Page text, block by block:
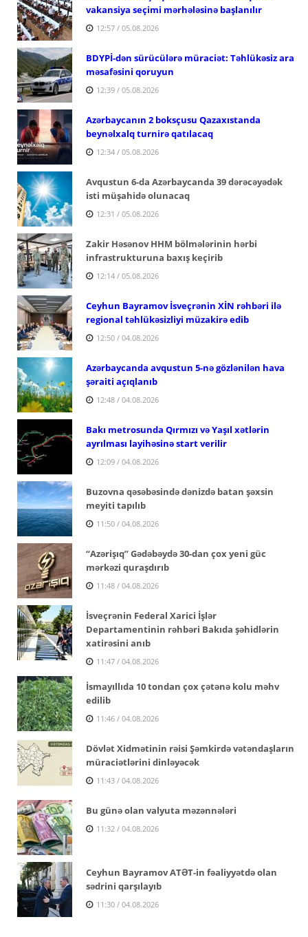
vakansiya seçimi mərhələsinə başlanılır
12:57 / 05.08.2026
BDYPİ-dən sürücülərə müraciət: Təhlükəsiz ara
məsafəsini qoruyun
12:39 / 05.08.2026
Azərbaycanın 2 boksçusu Qazaxıstanda
beynəlxalq turnirə qatılacaq
12:34 / 05.08.2026
Avqustun 6-da Azərbaycanda 39 dərəcəyədək
isti müşahidə olunacaq
12:31 / 05.08.2026
Zakir Həsənov HHM bölmələrinin hərbi
infrastrukturuna baxış keçirib
12:14 / 05.08.2026
Ceyhun Bayramov İsveçrənin XİN rəhbəri ilə
regional təhlükəsizliyi müzakirə edib
12:50 / 04.08.2026
Azərbaycanda avqustun 5-nə gözlənilən hava
şəraiti açıqlanıb
12:48 / 04.08.2026
Bakı metrosunda Qırmızı və Yaşıl xətlərin
ayrılması layihəsinə start verilir
12:09 / 04.08.2026
Buzovna qəsəbəsində dənizdə batan şəxsin
meyiti tapılıb
11:50 / 04.08.2026
“Azərişıq” Gədəbəydə 30-dan çox yeni güc
mərkəzi quraşdırıb
11:48 / 04.08.2026
İsveçrənin Federal Xarici İşlər
Departamentinin rəhbəri Bakıda şəhidlərin
xatirəsini anıb
11:47 / 04.08.2026
İsmayıllıda 10 tondan çox çətənə kolu məhv
edilib
11:46 / 04.08.2026
Dövlət Xidmətinin rəisi Şəmkirdə vətəndaşların
müraciətlərini dinləyəcək
11:43 / 04.08.2026
Bu günə olan valyuta məzənnələri
11:32 / 04.08.2026
Ceyhun Bayramov ATƏT-in fəaliyyətdə olan
sədrini qarşılayıb
11:30 / 04.08.2026